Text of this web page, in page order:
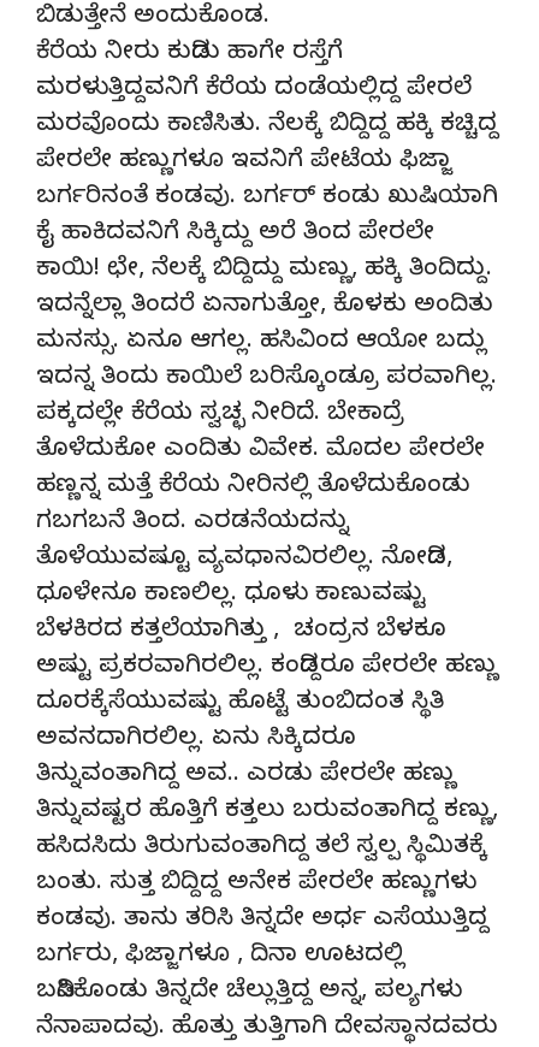
ಬಿಡುತ್ತೇನೆ ಅಂದುಕೊಂಡ.
ಕೆರೆಯ ನೀರು ಕುಡಿದು ಹಾಗೇ ರಸ್ತೆಗೆ
ಮರಳುತ್ತಿದ್ದವನಿಗೆ ಕೆರೆಯ ದಂಡೆಯಲ್ಲಿದ್ದ ಪೇರಲೆ
ಮರವೊಂದು ಕಾಣಿಸಿತು. ನೆಲಕ್ಕೆ ಬಿದ್ದಿದ್ದ ಹಕ್ಕಿ ಕಚ್ಚಿದ್ದ
ಪೇರಲೇ ಹಣ್ಣುಗಳೂ ಇವನಿಗೆ ಪೇಟೆಯ ಫಿಜ್ಜಾ
ಬರ್ಗರಿನಂತೆ ಕಂಡವು. ಬರ್ಗರ್ ಕಂಡು ಖುಷಿಯಾಗಿ
ಕೈ ಹಾಕಿದವನಿಗೆ ಸಿಕ್ಕಿದ್ದು ಅರೆ ತಿಂದ ಪೇರಲೇ
ಕಾಯಿ! ಛೇ, ನೆಲಕ್ಕೆ ಬಿದ್ದಿದ್ದು ಮಣ್ಣು, ಹಕ್ಕಿ ತಿಂದಿದ್ದು.
ಇದನ್ನೆಲ್ಲಾ ತಿಂದರೆ ಏನಾಗುತ್ತೋ, ಕೊಳಕು ಅಂದಿತು
ಮನಸ್ಸು. ಏನೂ ಆಗಲ್ಲ. ಹಸಿವಿಂದ ಆಯೋ ಬದ್ಲು
ಇದನ್ನ ತಿಂದು ಕಾಯಿಲೆ ಬರಿಸ್ಕೊಂಡ್ರೂ ಪರವಾಗಿಲ್ಲ.
ಪಕ್ಕದಲ್ಲೇ ಕೆರೆಯ ಸ್ವಚ್ಛ ನೀರಿದೆ. ಬೇಕಾದ್ರೆ
ತೊಳೆದುಕೋ ಎಂದಿತು ವಿವೇಕ. ಮೊದಲ ಪೇರಲೇ
ಹಣ್ಣನ್ನ ಮತ್ತೆ ಕೆರೆಯ ನೀರಿನಲ್ಲಿ ತೊಳೆದುಕೊಂಡು
ಗಬಗಬನೆ ತಿಂದ. ಎರಡನೆಯದನ್ನು
ತೊಳೆಯುವಷ್ಟೂ ವ್ಯವಧಾನವಿರಲಿಲ್ಲ. ನೋಡಿದ,
ಧೂಳೇನೂ ಕಾಣಲಿಲ್ಲ. ಧೂಳು ಕಾಣುವಷ್ಟು
ಬೆಳಕಿರದ ಕತ್ತಲೆಯಾಗಿತ್ತು , ಚಂದ್ರನ ಬೆಳಕೂ
ಅಷ್ಟು ಪ್ರಕರವಾಗಿರಲಿಲ್ಲ. ಕಂಡಿದ್ದರೂ ಪೇರಲೇ ಹಣ್ಣು
ದೂರಕ್ಕೆಸೆಯುವಷ್ಟು ಹೊಟ್ಟೆ ತುಂಬಿದಂತ ಸ್ಥಿತಿ
ಅವನದಾಗಿರಲಿಲ್ಲ. ಏನು ಸಿಕ್ಕಿದರೂ
ತಿನ್ನುವಂತಾಗಿದ್ದ ಅವ.. ಎರಡು ಪೇರಲೇ ಹಣ್ಣು
ತಿನ್ನುವಷ್ಟರ ಹೊತ್ತಿಗೆ ಕತ್ತಲು ಬರುವಂತಾಗಿದ್ದ ಕಣ್ಣು,
ಹಸಿದಸಿದು ತಿರುಗುವಂತಾಗಿದ್ದ ತಲೆ ಸ್ವಲ್ಪ ಸ್ಥಿಮಿತಕ್ಕೆ
ಬಂತು. ಸುತ್ತ ಬಿದ್ದಿದ್ದ ಅನೇಕ ಪೇರಲೇ ಹಣ್ಣುಗಳು
ಕಂಡವು. ತಾನು ತರಿಸಿ ತಿನ್ನದೇ ಅರ್ಧ ಎಸೆಯುತ್ತಿದ್ದ
ಬರ್ಗರು, ಫಿಜ್ಜಾಗಳೂ , ದಿನಾ ಊಟದಲ್ಲಿ
ಬಡಿಸಿಕೊಂಡು ತಿನ್ನದೇ ಚೆಲ್ಲುತ್ತಿದ್ದ ಅನ್ನ, ಪಲ್ಯಗಳು
ನೆನಾಪಾದವು. ಹೊತ್ತು ತುತ್ತಿಗಾಗಿ ದೇವಸ್ಥಾನದವರು